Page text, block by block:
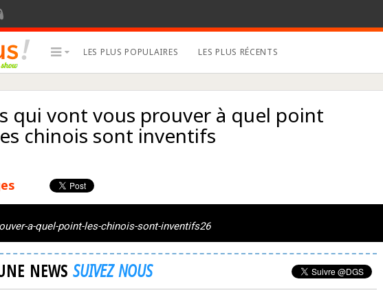
LES PLUS POPULAIRES LES PLUS RÉCENTS
qui vont vous prouver à quel point
chinois sont inventifs
a-quel-point-les-chinois-sont-inventifs26
NEWS SUIVEZ NOUS